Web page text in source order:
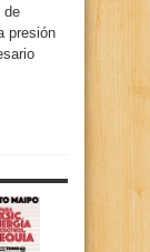
de
presión